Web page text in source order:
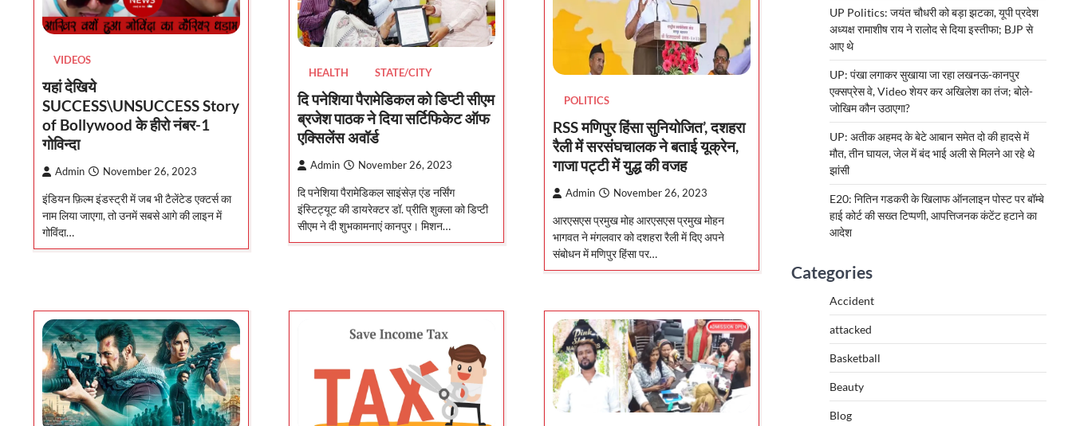
VIDEOS
यहां देखिये
SUCCESS\UNSUCCESS Story
of Bollywood के हीरो नंबर-1
गोविन्दा
Admin November 26, 2023
इंडियन फ़िल्म इंडस्ट्री में जब भी टैलेंटेड एक्टर्स का
नाम लिया जाएगा, तो उनमें सबसे आगे की लाइन में
गोविंदा…
HEALTH STATE/CITY
दि पनेशिया पैरामेडिकल को डिप्टी सीएम
ब्रजेश पाठक ने दिया सर्टिफिकेट ऑफ
एक्सिलेंस अवॉर्ड
Admin November 26, 2023
दि पनेशिया पैरामेडिकल साइंसेज़ एंड नर्सिंग
इंस्टिट्यूट की डायरेक्टर डॉ. प्रीति शुक्ला को डिप्टी
सीएम ने दी शुभकामनाएं कानपुर। मिशन…
POLITICS
RSS मणिपुर हिंसा सुनियोजित’, दशहरा
रैली में सरसंघचालक ने बताई यूक्रेन,
गाजा पट्टी में युद्ध की वजह
Admin November 26, 2023
आरएसएस प्रमुख मोह आरएसएस प्रमुख मोहन
भागवत ने मंगलवार को दशहरा रैली में दिए अपने
संबोधन में मणिपुर हिंसा पर…
UP Politics: जयंत चौधरी को बड़ा झटका, यूपी प्रदेश
अध्यक्ष रामाशीष राय ने रालोद से दिया इस्तीफा; BJP से
आए थे
UP: पंखा लगाकर सुखाया जा रहा लखनऊ-कानपुर
एक्सप्रेस वे, Video शेयर कर अखिलेश का तंज; बोले-
जोखिम कौन उठाएगा?
UP: अतीक अहमद के बेटे आबान समेत दो की हादसे में
मौत, तीन घायल, जेल में बंद भाई अली से मिलने आ रहे थे
झांसी
E20: नितिन गडकरी के खिलाफ ऑनलाइन पोस्ट पर बॉम्बे
हाई कोर्ट की सख्त टिप्पणी, आपत्तिजनक कंटेंट हटाने का
आदेश
Categories
Accident
attacked
Basketball
Beauty
Blog